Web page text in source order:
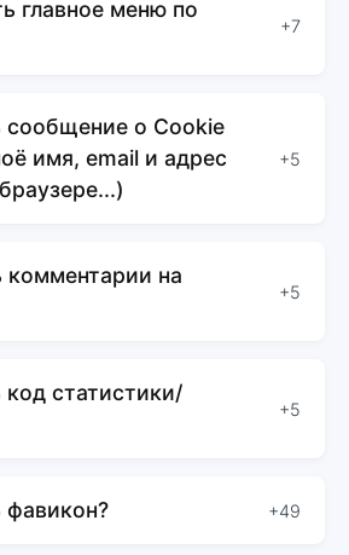
главное меню по
+7
сообщение о Cookie
имя, email и адрес
+5
комментарии на
+5
статистики/
+5
фавикон? +49